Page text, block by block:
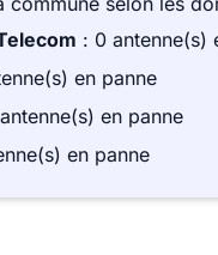
: 0 antenne(s)
en panne
en panne
en panne